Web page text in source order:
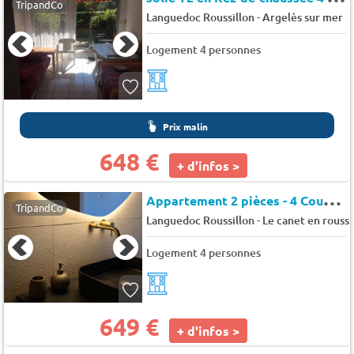
TripandCo
Languedoc Roussillon-Argelès sur mer
Logement 4 personnes
Prix malin
648 € + d'infos >
TripandCo A
ppartement 2 pièces - 4 Couchages- CANET EN ROUSSILLON - Les boramars
Languedoc Roussillon- Le canet en
Logement 4 personnes
649 € + d'infos >